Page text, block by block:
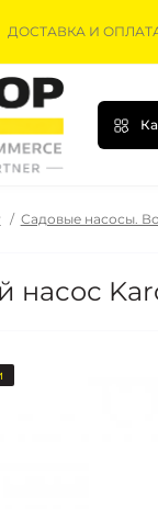
ДОСТАВКА И
Садовые насосы.
насос